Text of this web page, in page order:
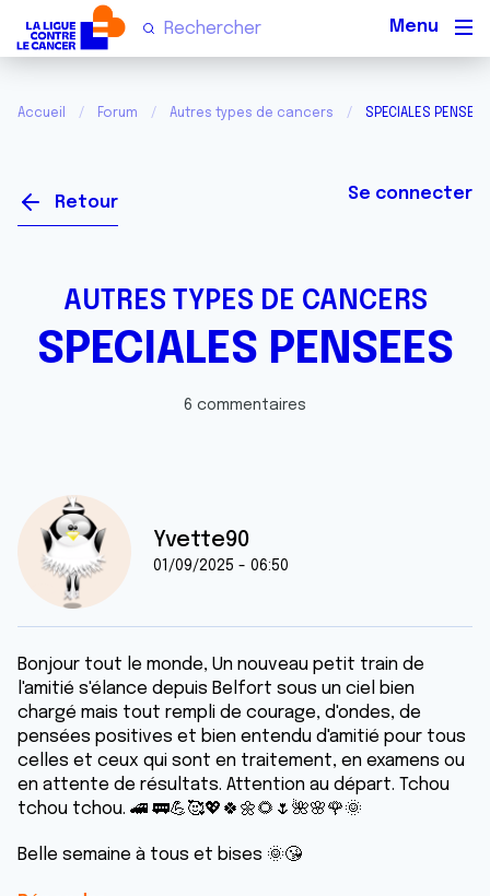
Accueil Forum Autres types de cancers SPECIALES PENSEES
Retour Se connecter
AUTRES TYPES DE CANCERS
SPECIALES PENSEES
6 commentaires
Yvette90
01/09/2025 - 06:50
Bonjour tout le monde, Un nouveau petit train de
l'amitié s'élance depuis Belfort sous un ciel bien
chargé mais tout rempli de courage, d'ondes, de
pensées positives et bien entendu d'amitié pour tous
celles et ceux qui sont en traitement, en examens ou
en attente de résultats. Attention au départ. Tchou
tchou tchou. 🚄 🚃💪🥰💖🍀🌼🌻🌷🌺🌸🌹🌞
Belle semaine à tous et bises 🌞😘